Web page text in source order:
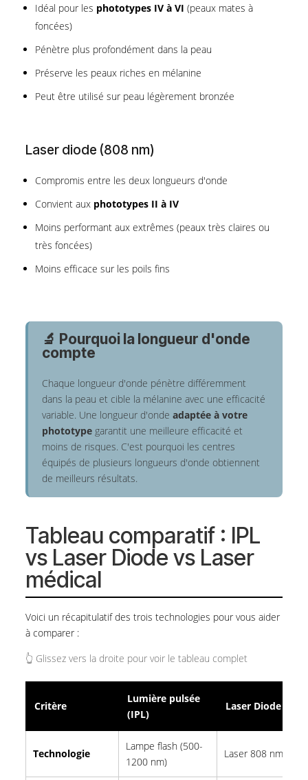
Idéal pour les phototypes IV à VI (peaux mates à
foncées)
Pénètre plus profondément dans la peau
Préserve les peaux riches en mélanine
Peut être utilisé sur peau légèrement bronzée
Laser diode (808 nm)
Compromis entre les deux longueurs d'onde
Convient aux phototypes II à IV
Moins performant aux extrêmes (peaux très claires ou
très foncées)
Moins efficace sur les poils fins
🔬 Pourquoi la longueur d'onde
compte
Chaque longueur d'onde pénètre différemment
dans la peau et cible la mélanine avec une efficacité
variable. Une longueur d'ondeadaptée à votre
phototype garantit une meilleure efficacité et
moins de risques. C'est pourquoi les centres
équipés de plusieurs longueurs d'onde obtiennent
de meilleurs résultats.
Tableau comparatif : IPL
vs Laser Diode vs Laser
médical
Voici un récapitulatif des trois technologies pour vous aider
à comparer :
👆 Glissez vers la droite pour voir le tableau complet
Critère
Lumière pulsée
(IPL)
Laser Diode
Technologie
Lampe flash (500-
1200 nm)
Laser 808 nm